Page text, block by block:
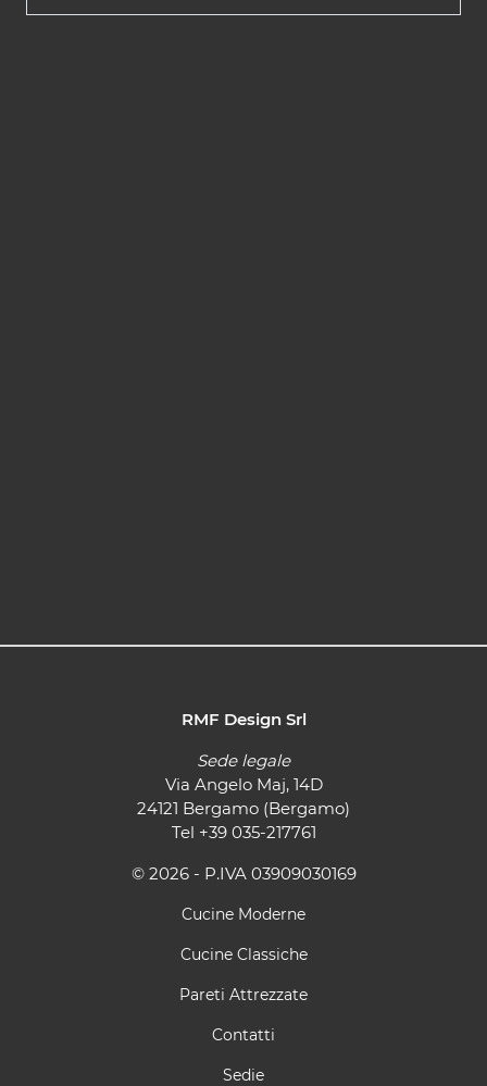
RMF Design Srl
Sede legale
Via Angelo Maj, 14D
24121 Bergamo (Bergamo)
Tel +39 035-217761
© 2026 - P.IVA 03909030169
Cucine Moderne
Cucine Classiche
Pareti Attrezzate
Contatti
Sedie